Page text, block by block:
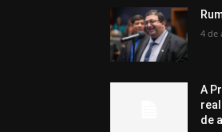
4 de
A
de